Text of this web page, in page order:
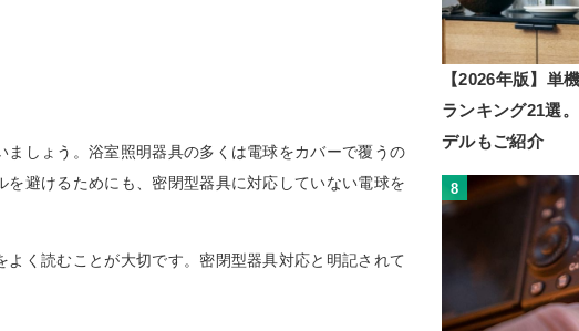
しょう。浴室照明器具の多くは電球をカバーで覆うの
避けるためにも、密閉型器具に対応していない電球を
く読むことが大切です。密閉型器具対応と明記されて
【2026年版】単
ランキング21選
デルもご紹介
8